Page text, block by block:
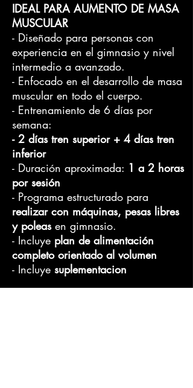
IDEAL PARA AUMENTO DE MASA
MUSCULAR
- Diseñado para personas con
experiencia en el gimnasio y nivel
intermedio a avanzado.
- Enfocado en el desarrollo de masa
muscular en todo el cuerpo.
- Entrenamiento de 6 días por
semana:
- 2 días tren superior + 4 días tren
inferior
- Duración aproximada: 1 a 2 horas
por sesión
- Programa estructurado para
realizar con máquinas, pesas libres
y poleasen gimnasio.
- Incluye plan de alimentación
completo orientado al volumen
- Incluye suplementacion